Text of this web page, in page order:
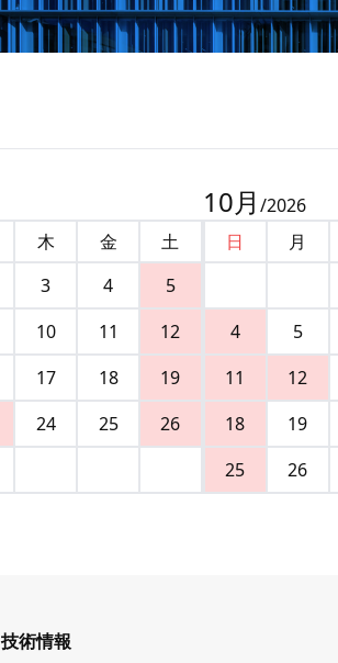
木 金
土
3 4
5
10 11
12
17 18
19
24 25
26
10月 /2026
日
月
4
5
11
12
18
19
25
26
技術情報